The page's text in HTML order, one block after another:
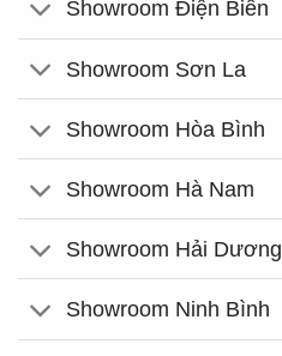
Showroom Điện Biên
Showroom Sơn La
Showroom Hòa Bình
Showroom Hà Nam
Showroom Hải Dương
Showroom Ninh Bình